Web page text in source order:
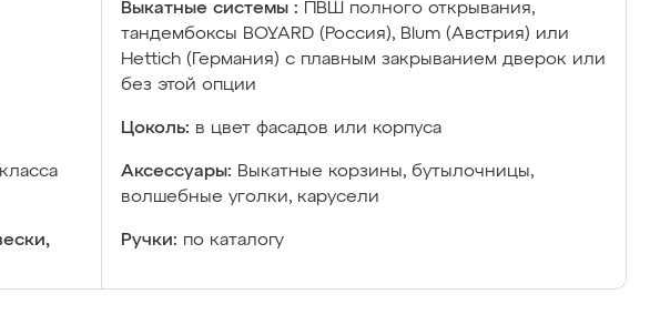
Выкатные системы :
ПВШ полного открывания,
тандембоксы BOYARD (Россия), Blum (Австрия) или
Hettich (Германия) с плавным закрыванием дверок или
без этой опции
Цоколь: в цвет фасадов или корпуса
Аксессуары: Выкатные корзины, бутылочницы,
волшебные уголки, карусели
Ручки: по каталогу